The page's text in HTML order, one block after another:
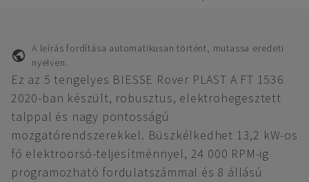
A leírás fordítása automatikusan történt, mutassa eredeti
nyelven.
Ez az 5 tengelyes BIESSE Rover PLAST A FT 1536
2020-ban készült, robusztus, elektrohegesztett
talppal és nagy pontosságú
mozgatórendszerekkel. Büszkélkedhet 13,2 kW-os
fő elektroorsó-teljesítménnyel, 24 000 RPM-ig
programozható fordulatszámmal és 8 állású